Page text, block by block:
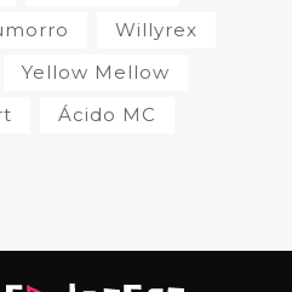
Willyrex
Yellow Mellow
Ácido MC